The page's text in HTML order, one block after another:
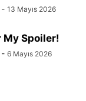
- 13 Mayıs 2026
My Spoiler!
- 6 Mayıs 2026